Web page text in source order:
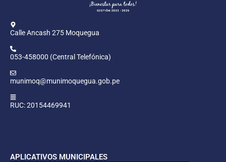
Calle Ancash 275 Moquegua
053-458000 (Central Telefónica)
munimoq@munimoquegua.gob.pe
RUC: 20154469941
APLICATIVOS MUNICIPALES